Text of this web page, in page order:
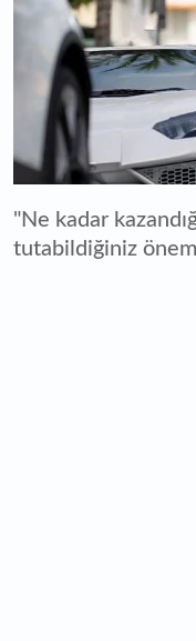
"Ne kadar
tutabildiğiniz